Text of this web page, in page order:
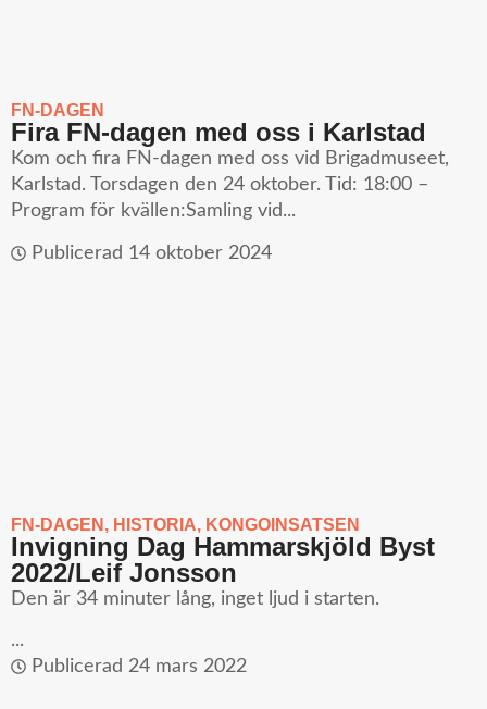
FN-DAGEN
Fira FN-dagen med oss i Karlstad
Kom och fira FN-dagen med oss vid Brigadmuseet,
Karlstad. Torsdagen den 24 oktober. Tid: 18:00 –
Program för kvällen:Samling vid...
Publicerad 14 oktober 2024
FN-DAGEN , HISTORIA, KONGOINSATSEN
Invigning Dag Hammarskjöld Byst
2022/Leif Jonsson
Den är 34 minuter lång, inget ljud i starten.
...
Publicerad 24 mars 2022